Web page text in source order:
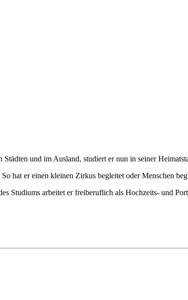
und im Ausland, studiert er nun in seiner
hat er einen kleinen Zirkus begleitet oder Menschen
Studiums arbeitet er freiberuflich als Hochzeits- und